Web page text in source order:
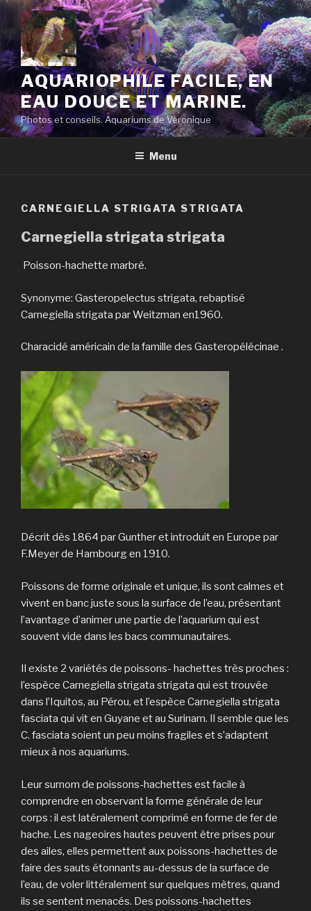
Aller
contenu
principal
AQUARIOPHILE FACILE, EN
EAU DOUCE ET MARINE.
Photos et conseils. Aquariums de Véronique
Menu
CARNEGIELLA STRIGATA STRIGATA
Carnegiella strigata strigata
Poisson-hachette marbré.
Synonyme: Gasteropelectus strigata, rebaptisé
Carnegiella strigata par Weitzman en1960.
Characidé américain de la famille des Gasteropélécinae .
Décrit dès 1864 par Gunther et introduit en Europe par
F.Meyer de Hambourg en 1910.
Poissons de forme originale et unique, ils sont calmes et
vivent en banc juste sous la surface de l’eau, présentant
l’avantage d’animer une partie de l’aquarium qui est
souvent vide dans les bacs communautaires.
Il existe 2 variétés de poissons- hachettes très proches :
l’espèce Carnegiella strigata strigata qui est trouvée
dans l’Iquitos, au Pérou, et l’espèce Carnegiella strigata
fasciata qui vit en Guyane et au Surinam. Il semble que les
C. fasciata soient un peu moins fragiles et s’adaptent
mieux à nos aquariums.
Leur surnom de poissons-hachettes est facile à
comprendre en observant la forme générale de leur
corps : il est latéralement comprimé en forme de fer de
hache. Les nageoires hautes peuvent être prises pour
des ailes, elles permettent aux poissons-hachettes de
faire des sauts étonnants au-dessus de la surface de
l’eau, de voler littéralement sur quelques mètres, quand
ils se sentent menacés. Des poissons-hachettes